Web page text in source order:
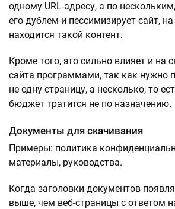
одному URL-адресу, а по
его дублем и пессимизирует сайт,
находится такой контент.
Кроме того, это сильно влияет и на
сайта программами, так как нужно
не одну страницу, а несколько, то
бюджет тратится не по назначению.
Документы для скачивания
Примеры: политика
материалы, руководства.
Когда заголовки документов
выше, чем веб-страницы с ответом